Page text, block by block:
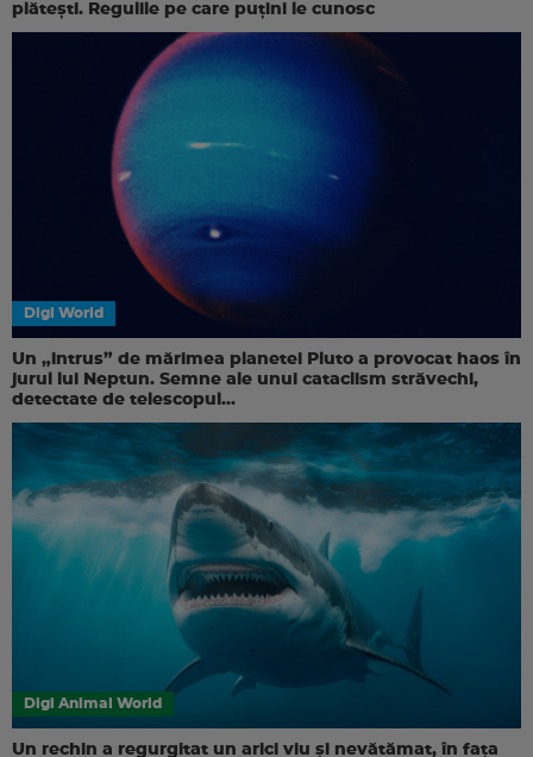
plătești. Regulile pe care puțini le cunosc
Digi World
Un „intrus” de mărimea planetei Pluto a provocat haos în
jurul lui Neptun. Semne ale unui cataclism străvechi,
detectate de telescopul...
Digi Animal World
Un rechin a regurgitat un arici viu și nevătămat, în fața